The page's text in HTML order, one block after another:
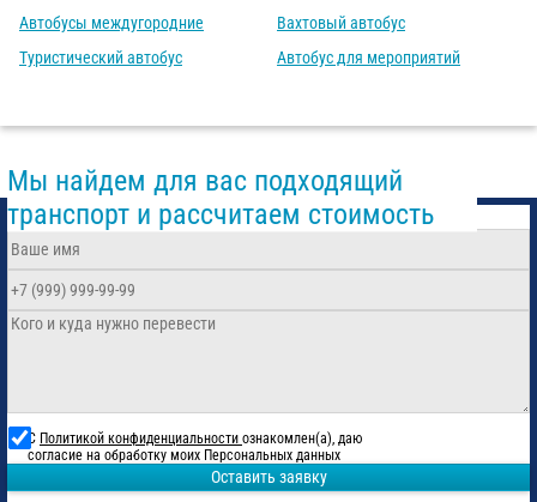
Автобусы междугородние
Туристический автобус
Вахтовый автобус
Автобус для мероприятий
Мы найдем для вас подходящий
транспорт и рассчитаем стоимость
С Политикой конфиденциальности ознакомлен(а), даю
согласие на обработку моих Персональных данных
Оставить заявку